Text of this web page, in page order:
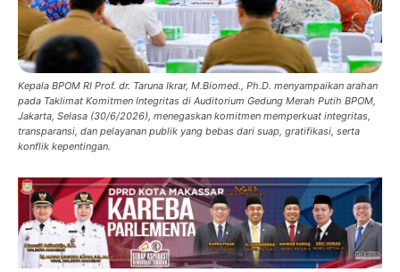
Kepala BPOM RI Prof. dr. Taruna Ikrar, M.Biomed., Ph.D. menyampaikan arahan
pada Taklimat Komitmen Integritas di Auditorium Gedung Merah Putih BPOM,
Jakarta, Selasa (30/6/2026), menegaskan komitmen memperkuat integritas,
transparansi, dan pelayanan publik yang bebas dari suap, gratifikasi, serta
konflik kepentingan.